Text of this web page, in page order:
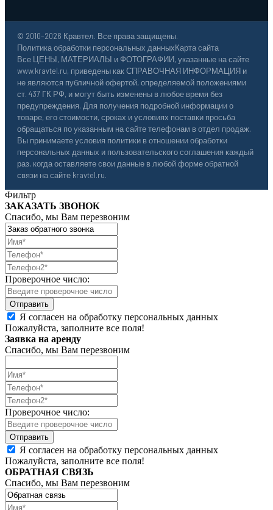
© 2010–2026 Кравтел. Все права защищены.
Политика обработки персональных данныхКарта сайта
Все ЦЕНЫ, МАТЕРИАЛЫ и ФОТОГРАФИИ, указанные на сайте
www.kravtel.ru, приведены как СПРАВОЧНАЯ ИНФОРМАЦИЯ и
не являются публичной офертой, определяемой положениями
ст. 437 ГК РФ, и могут быть изменены в любое время без
предупреждения. Для получения подробной информации о
товаре, его стоимости, сроках и условиях поставки просьба
обращаться по указанным на сайте телефонам в отдел продаж.
Вы принимаете условия политики в отношении обработки
персональных данных и пользовательского соглашения каждый
раз, когда оставляете свои данные в любой форме обратной
связи на сайте kravtel.ru.
Фильтр
ЗАКАЗАТЬ ЗВОНОК
Спасибо, мы Вам перезвоним
Проверочное число:
Я согласен на обработку персональных данных
Пожалуйста, заполните все поля!
Заявка на аренду
Спасибо, мы Вам перезвоним
Проверочное число:
Я согласен на обработку персональных данных
Пожалуйста, заполните все поля!
ОБРАТНАЯ СВЯЗЬ
Спасибо, мы Вам перезвоним